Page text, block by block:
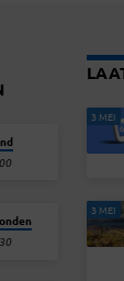
3 MEI
3 MEI